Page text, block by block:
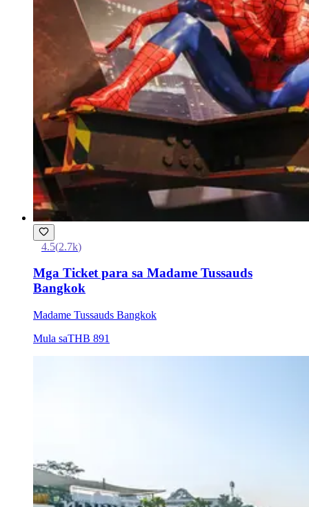
4.5(2.7k)
Mga Ticket para sa Madame Tussauds
Bangkok
Madame Tussauds Bangkok
Mula saTHB 891